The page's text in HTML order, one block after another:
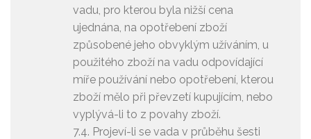
vadu, pro kterou byla nižší cena
ujednána, na opotřebení zboží
způsobené jeho obvyklým užíváním, u
použitého zboží na vadu odpovídající
míře používání nebo opotřebení, kterou
zboží mělo při převzetí kupujícím, nebo
vyplývá-li to z povahy zboží.
7.4. Projeví-li se vada v průběhu šesti